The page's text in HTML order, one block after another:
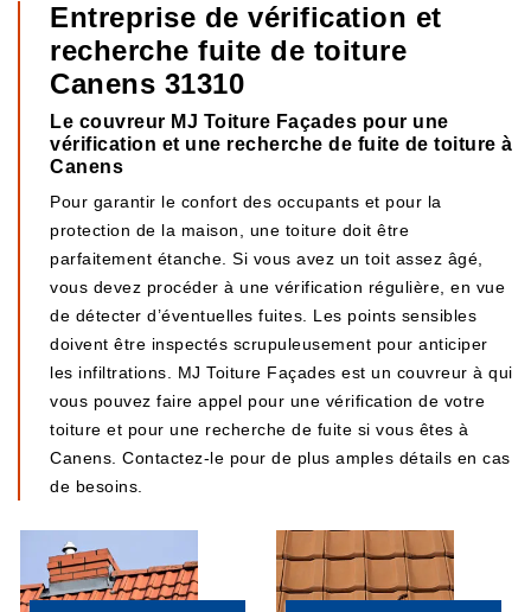
Entreprise de vérification et
recherche fuite de toiture
Canens 31310
Le couvreur MJ Toiture Façades pour une
vérification et une recherche de fuite de toiture à
Canens
Pour garantir le confort des occupants et pour la
protection de la maison, une toiture doit être
parfaitement étanche. Si vous avez un toit assez âgé,
vous devez procéder à une vérification régulière, en vue
de détecter d’éventuelles fuites. Les points sensibles
doivent être inspectés scrupuleusement pour anticiper
les infiltrations. MJ Toiture Façades est un couvreur à qui
vous pouvez faire appel pour une vérification de votre
toiture et pour une recherche de fuite si vous êtes à
Canens. Contactez-le pour de plus amples détails en cas
de besoins.